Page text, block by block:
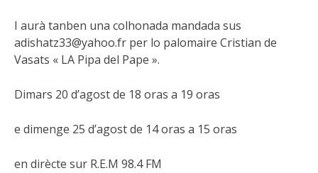
I aurà tanben una colhonada mandada sus
adishatz33@yahoo.fr per lo palomaire Cristian de
Vasats « LA Pipa del Pape ».
Dimars 20 d’agost de 18 oras a 19 oras
e dimenge 25 d’agost de 14 oras a 15 oras
en dirècte sur R.E.M 98.4 FM